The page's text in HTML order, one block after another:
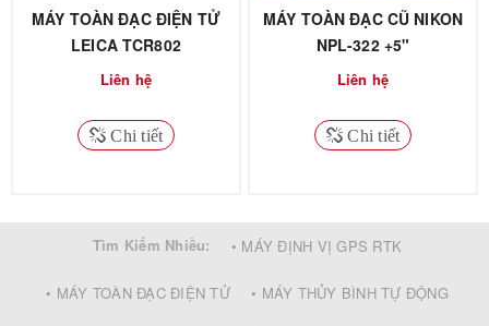
MÁY TOÀN ĐẠC ĐIỆN TỬ
LEICA TCR802
Liên hệ
Chi tiết
MÁY TOÀN ĐẠC CŨ NIKON
NPL-322 +5"
Liên hệ
Chi tiết
Tìm Kiếm Nhiều: • MÁY ĐỊNH VỊ GPS RTK
• MÁY TOÀN ĐẠC ĐIỆN TỬ • MÁY THỦY BÌNH TỰ ĐỘNG